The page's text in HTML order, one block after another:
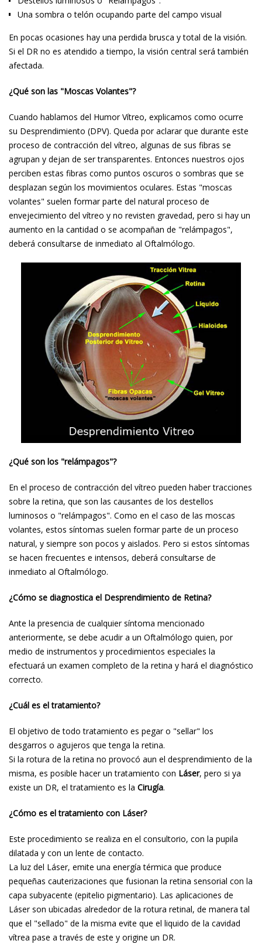
Una sombra o telón ocupando parte del campo visual
En pocas ocasiones hay una perdida brusca y total de la visión.
Si el DR no es atendido a tiempo, la visión central será también
afectada.
¿Qué son las "Moscas Volantes"?
Cuando hablamos del Humor Vítreo, explicamos como ocurre
su Desprendimiento (DPV). Queda por aclarar que durante este
proceso de contracción del vítreo, algunas de sus fibras se
agrupan y dejan de ser transparentes. Entonces nuestros ojos
perciben estas fibras como puntos oscuros o sombras que se
desplazan según los movimientos oculares. Estas "moscas
volantes" suelen formar parte del natural proceso de
envejecimiento del vítreo y no revisten gravedad, pero si hay un
aumento en la cantidad o se acompañan de "relámpagos",
deberá consultarse de inmediato al Oftalmólogo.
¿Qué son los "relámpagos"?
En el proceso de contracción del vítreo pueden haber tracciones
sobre la retina, que son las causantes de los destellos
luminosos o "relámpagos". Como en el caso de las moscas
volantes, estos síntomas suelen formar parte de un proceso
natural, y siempre son pocos y aislados. Pero si estos síntomas
se hacen frecuentes e intensos, deberá consultarse de
inmediato al Oftalmólogo.
¿Cómo se diagnostica el Desprendimiento de Retina?
Ante la presencia de cualquier síntoma mencionado
anteriormente, se debe acudir a un Oftalmólogo quien, por
medio de instrumentos y procedimientos especiales la
efectuará un examen completo de la retina y hará el diagnóstico
correcto.
¿Cuál es el tratamiento?
El objetivo de todo tratamiento es pegar o "sellar" los
desgarros o agujeros que tenga la retina.
Si la rotura de la retina no provocó aun el desprendimiento de la
misma, es posible hacer un tratamiento con Láser, pero si ya
existe un DR, el tratamiento es la Cirugía.
¿Cómo es el tratamiento con Láser?
Este procedimiento se realiza en el consultorio, con la pupila
dilatada y con un lente de contacto.
La luz del Láser, emite una energía térmica que produce
pequeñas cauterizaciones que fusionan la retina sensorial con la
capa subyacente (epitelio pigmentario). Las aplicaciones de
Láser son ubicadas alrededor de la rotura retinal, de manera tal
que el "sellado" de la misma evite que el liquido de la cavidad
vítrea pase a través de este y origine un DR.